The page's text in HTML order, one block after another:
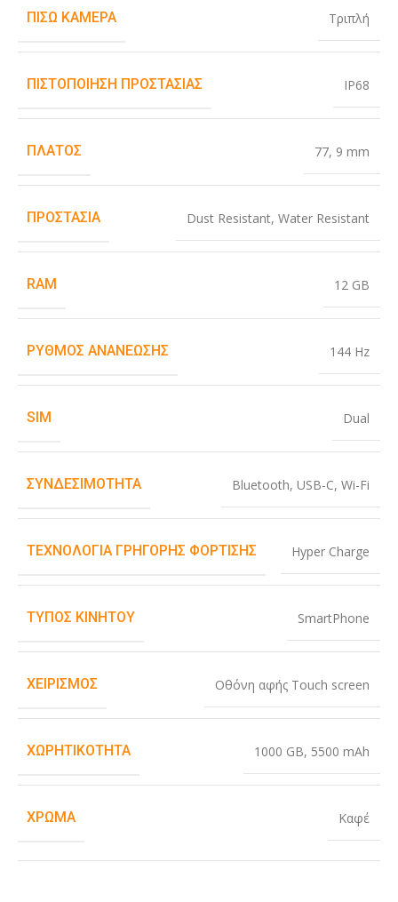
ΠΊΣΩ ΚΆΜΕΡΑ Τριπλή
ΠΙΣΤΟΠΟΊΗΣΗ ΠΡΟΣΤΑΣΊΑΣ IP68
ΠΛΆΤΟΣ 77, 9 mm
ΠΡΟΣΤΑΣΊΑ Dust Resistant, Water Resistant
RAM 12 GB
ΡΥΘΜΌΣ ΑΝΑΝΈΩΣΗΣ 144 Hz
SIM Dual
ΣΥΝΔΕΣΙΜΌΤΗΤΑ Bluetooth, USB-C, Wi-Fi
ΤΕΧΝΟΛΟΓΊΑ ΓΡΉΓΟΡΗΣ ΦΌΡΤΙΣΗΣ Hyper Charge
ΤΎΠΟΣ ΚΙΝΗΤΟΎ SmartPhone
ΧΕΙΡΙΣΜΌΣ Οθόνη αφής Touch screen
ΧΩΡΗΤΙΚΌΤΗΤΑ 1000 GB, 5500 mAh
ΧΡΏΜΑ Καφέ